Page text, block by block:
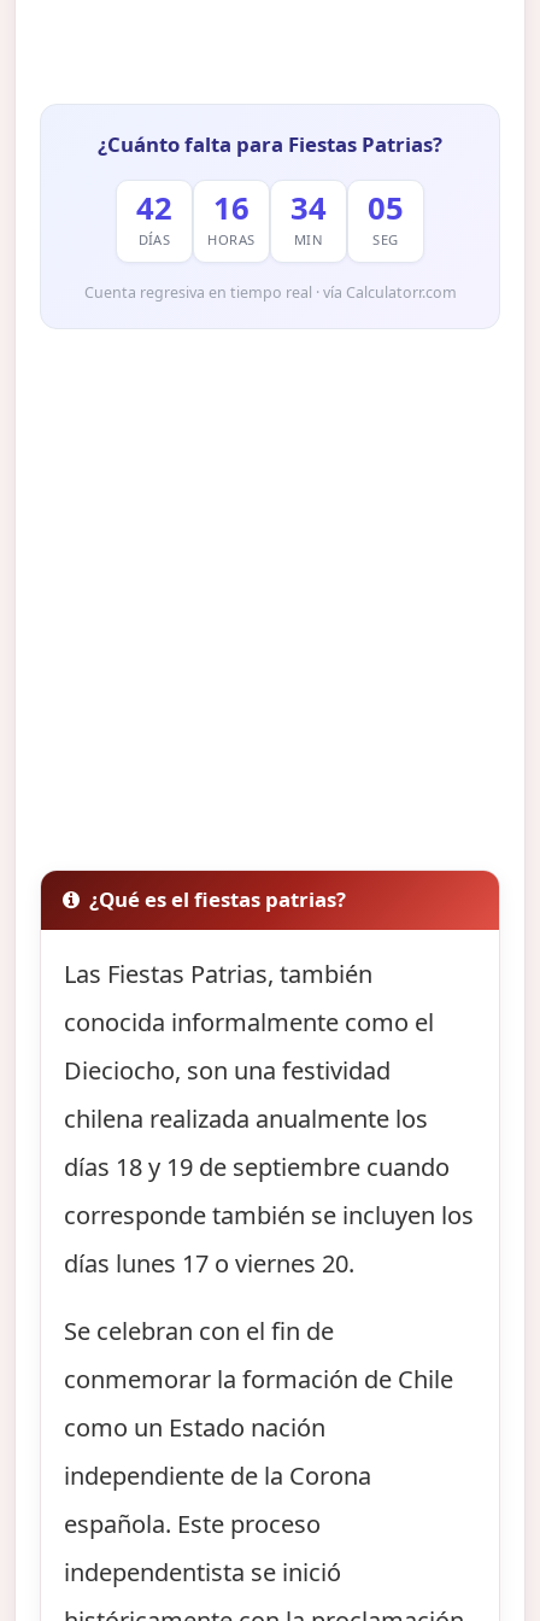
¿Cuánto falta para Fiestas Patrias?
42
DÍAS
16
HORAS
34
MIN
03
SEG
Cuenta regresiva en tiempo real · vía Calculatorr.com
¿Qué es el fiestas patrias?
Las Fiestas Patrias, también
conocida informalmente como el
Dieciocho, son una festividad
chilena realizada anualmente los
días 18 y 19 de septiembre cuando
corresponde también se incluyen los
días lunes 17 o viernes 20.
Se celebran con el fin de
conmemorar la formación de Chile
como un Estado nación
independiente de la Corona
española. Este proceso
independentista se inició